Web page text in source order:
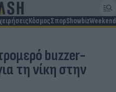
ΚόσμοςΣπορShowbizWeekend
buzzer-
τη νίκη στην